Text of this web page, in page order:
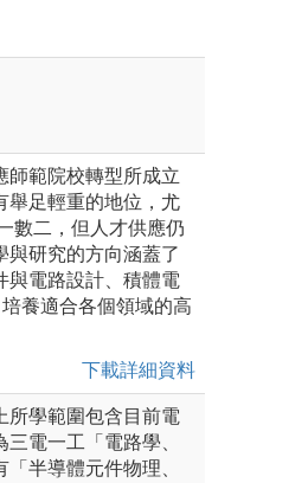
師範院校轉型所成立
舉足輕重的地位，尤
數二，但人才供應仍
與研究的方向涵蓋了
與電路設計、積體電
養適合各個領域的高
下載詳細資料
所學範圍包含目前電
電一工「電路學、
半導體元件物理、